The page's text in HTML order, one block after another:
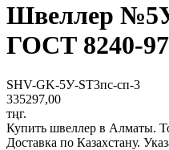
Швеллер
ГОСТ 8240-
SHV-GK-5У-ST3пс-сп-3
335297,00
тңг.
Купить швеллер в Алматы.
Доставка по Казахстану.